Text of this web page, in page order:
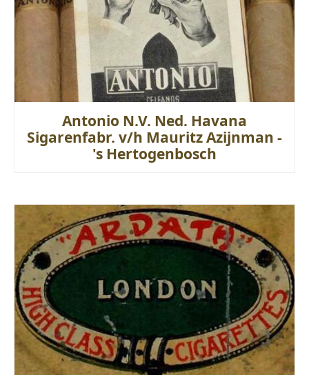
Antonio N.V. Ned. Havana
Sigarenfabr. v/h Mauritz Azijnman -
's Hertogenbosch